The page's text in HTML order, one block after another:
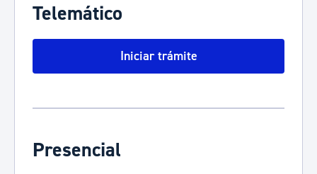
Telemático
Iniciar trámite
Presencial